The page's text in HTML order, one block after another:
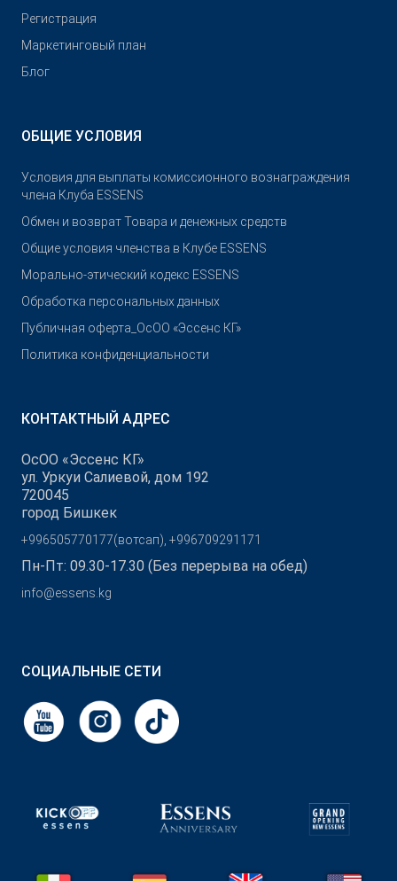
Pегистрация
Маркетинговый план
Блог
ОБЩИЕ УСЛОВИЯ
Условия для выплаты комиссионного вознаграждения
члена Клуба ESSENS
Обмен и возврат Товара и денежных средств
Общие условия членства в Клубе ESSENS
Морально-этический кодекс ESSENS
Обработка персональных данных
Публичная оферта_ОсОО «Эссенс КГ»
Политика конфиденциальности
КОНТАКТНЫЙ АДРЕС
ОсОО «Эссенс КГ»
ул. Уркуи Салиевой, дом 192
720045
город Бишкек
+996505770177(вотсап), +996709291171
Пн-Пт: 09.30-17.30 (Без перерыва на обед)
info@essens.kg
СОЦИАЛЬНЫЕ СЕТИ